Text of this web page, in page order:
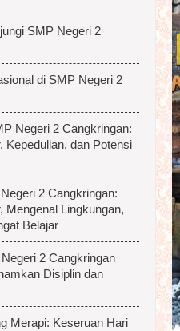
SMP Negeri 2
di SMP Negeri 2
Negeri 2 Cangkringan:
Kepedulian, dan Potensi
2 Cangkringan:
Mengenal Lingkungan,
Belajar
2 Cangkringan
Disiplin dan
Merapi: Keseruan Hari